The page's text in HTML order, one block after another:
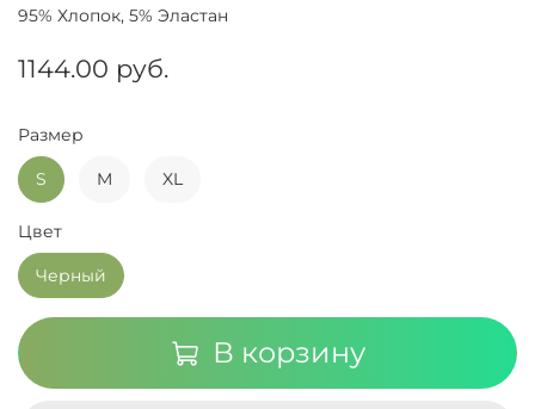
95% Хлопок, 5% Эластан
1144.00 руб.
В корзину
Размер
S M XL
Цвет
Черный